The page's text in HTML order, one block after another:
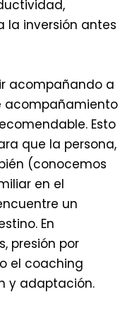
la inversión antes
acompañando a
acompañamiento
Esto
que la persona,
(conocemos
en el
un
En
presión por
el coaching
y adaptación.